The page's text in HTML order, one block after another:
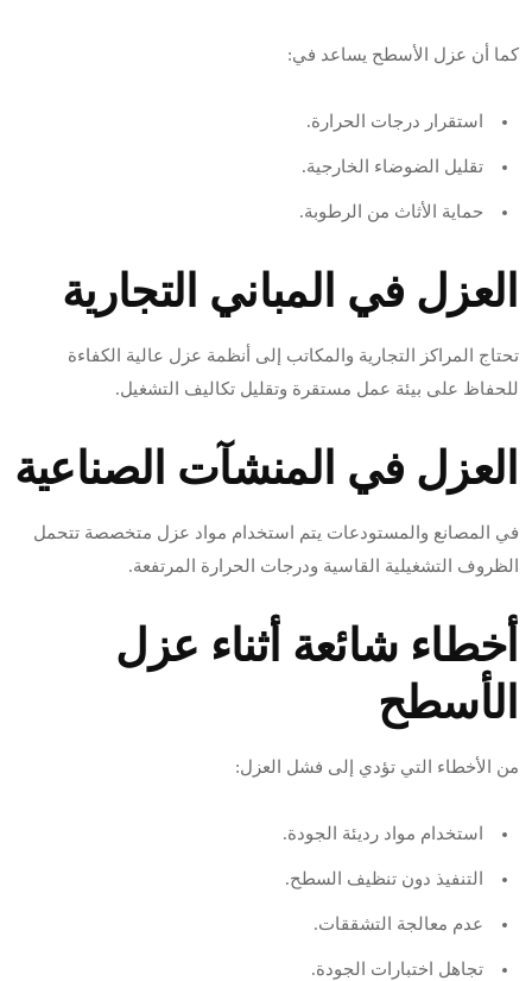
كما أن عزل الأسطح يساعد في:
استقرار درجات الحرارة.
تقليل الضوضاء الخارجية.
حماية الأثاث من الرطوبة.
العزل في المباني التجارية
تحتاج المراكز التجارية والمكاتب إلى أنظمة عزل عالية الكفاءة
للحفاظ على بيئة عمل مستقرة وتقليل تكاليف التشغيل.
العزل في المنشآت الصناعية
في المصانع والمستودعات يتم استخدام مواد عزل متخصصة تتحمل
الظروف التشغيلية القاسية ودرجات الحرارة المرتفعة.
أخطاء شائعة أثناء عزل
الأسطح
من الأخطاء التي تؤدي إلى فشل العزل:
استخدام مواد رديئة الجودة.
التنفيذ دون تنظيف السطح.
عدم معالجة التشققات.
تجاهل اختبارات الجودة.